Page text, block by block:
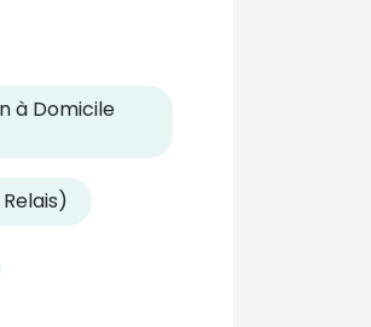
à Domicile